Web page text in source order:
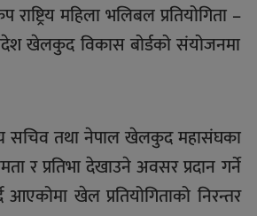
महिला भलिबल प्रतियोगिता –
खेलकुद विकास बोर्डको संयोजनमा
सचिव तथा नेपाल खेलकुद महासंघका
र प्रतिभा देखाउने अवसर प्रदान गर्ने
खेल प्रतियोगिताको निरन्तर